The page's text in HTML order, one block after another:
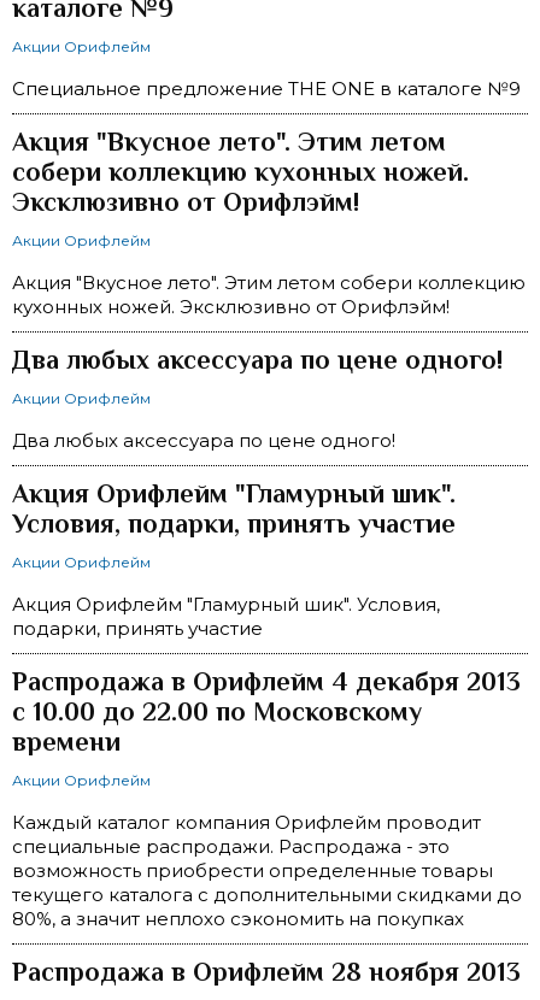
каталоге №9
Акции Орифлейм
Специальное предложение THE ONE в каталоге №9
Акция "Вкусное лето". Этим летом
собери коллекцию кухонных ножей.
Эксклюзивно от Орифлэйм!
Акции Орифлейм
Акция "Вкусное лето". Этим летом собери коллекцию
кухонных ножей. Эксклюзивно от Орифлэйм!
Два любых аксессуара по цене одного!
Акции Орифлейм
Два любых аксессуара по цене одного!
Акция Орифлейм "Гламурный шик".
Условия, подарки, принять участие
Акции Орифлейм
Акция Орифлейм "Гламурный шик". Условия,
подарки, принять участие
Распродажа в Орифлейм 4 декабря 2013
с 10.00 до 22.00 по Московскому
времени
Акции Орифлейм
Каждый каталог компания Орифлейм проводит
специальные распродажи. Распродажа - это
возможность приобрести определенные товары
текущего каталога с дополнительными скидками до
80%, а значит неплохо сэкономить на покупках
Распродажа в Орифлейм 28 ноября 2013